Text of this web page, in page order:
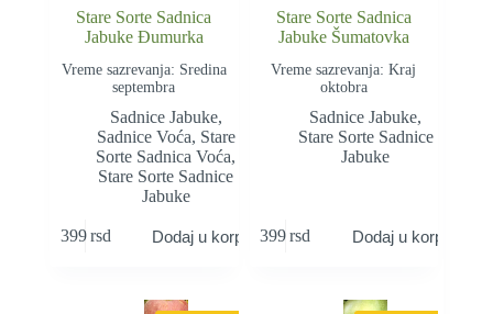
Stare Sorte Sadnica
Jabuke Đumurka
Vreme sazrevanja: Sredina
septembra
Sadnice Jabuke,
Sadnice Voća, Stare
Sorte Sadnica Voća,
Stare Sorte Sadnice
Jabuke
399rsd Dodaj u korpu
Stare Sorte Sadnica
Jabuke Šumatovka
Vreme sazrevanja: Kraj
oktobra
Sadnice Jabuke,
Stare Sorte Sadnice
Jabuke
399 rsd Dodaj u korpu